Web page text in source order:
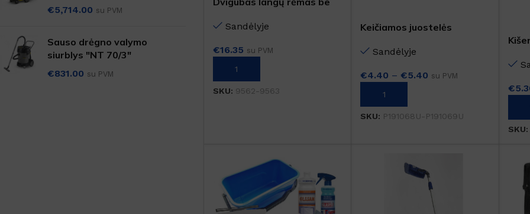
Kilimų valymas
Skalbimo priemonės
Šaldytuve kvapus
emulsija GEL FRIGO
€5,714.00 su PVM
Sauso drėgno valymo
siurblys "NT 70/3"
€831.00 su PVM
Sandėlyje
€16.35 su PVM
Į KREPŠELĮ
SKU: 9562-9563
Keičiamos juostelės
Sandėlyje
€4.40 – €5.40 su PVM
PASIRINKTI SAVYBES
SKU: P191068U-P191069U
€
Į
SKU: